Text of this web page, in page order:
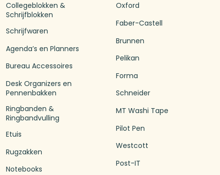
Collegeblokken &
Schrijfblokken
Schrijfwaren
Agenda’s en Planners
Bureau Accessoires
Desk Organizers en
Pennenbakken
Ringbanden &
Ringbandvulling
Etuis
Rugzakken
Notebooks
Oxford
Faber-Castell
Brunnen
Pelikan
Forma
Schneider
MT Washi Tape
Pilot Pen
Westcott
Post-IT